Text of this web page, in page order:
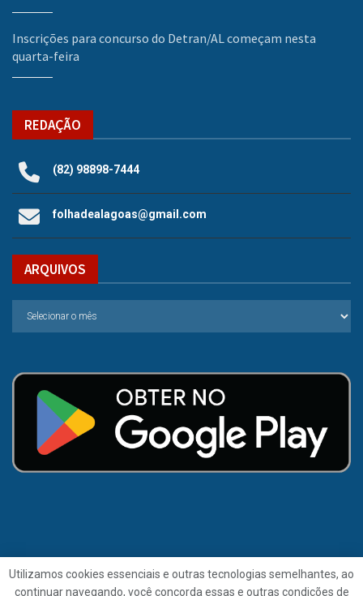
Inscrições para concurso do Detran/AL começam nesta
quarta-feira
REDAÇÃO
(82) 98898-7444
folhadealagoas@gmail.com
ARQUIVOS
Utilizamos cookies essenciais e outras tecnologias semelhantes, ao
continuar navegando, você concorda essas e outras condições de